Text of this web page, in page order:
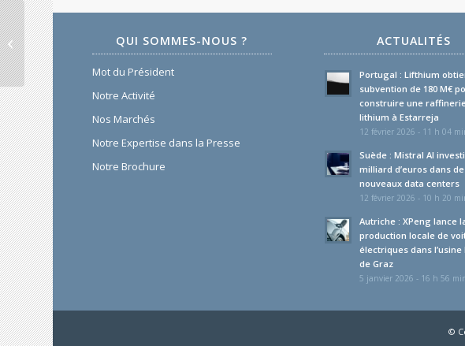
QUI SOMMES-NOUS ?
Mot du Président
Notre Activité
Nos Marchés
Notre Expertise dans la Presse
Notre Brochure
ACTUALITÉS
Portugal : Lifthium
subvention de 180 M€
construire une
lithium à Estarreja
12 février 2026 - 11 h 04
Suède : Mistral AI
milliard d’euros dans de
nouveaux data centers
12 février 2026 - 10 h 20
Autriche : XPeng lance
production locale de
électriques dans l’usine
de Graz
5 janvier 2026 - 16 h 56
©
K Line